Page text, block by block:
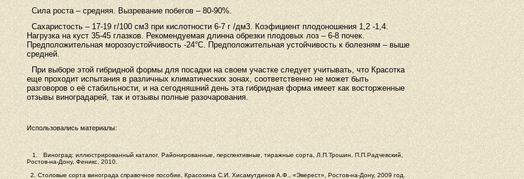
Сила роста – средняя. Вызревание побегов – 80-90%.
Сахаристость – 17-19 г/100 см3 при кислотности 6-7 г /дм3. Коэфициент плодоношения 1,2 -1,4.
Нагрузка на куст 35-45 глазков. Рекомендуемая длинна обрезки плодовых лоз – 6-8 почек.
Предположительная морозоустойчивость -24°С. Предположительная устойчивость к болезням – выше
средней.
При выборе этой гибридной формы для посадки на своем участке следует учитывать, что Красотка
еще проходит испытания в различных климатических зонах, соответственно не может быть
разговоров о её стабильности, и на сегодняшний день эта гибридная форма имеет как восторженные
отзывы виноградарей, так и отзывы полные разочарования.
Использовались материалы:
1.
Виноград: иллюстрированный каталог. Районированные, перспективные, тиражные сорта, Л.П.Трошин, П.П.Радчевский,
Ростов-на-Дону, Феникс, 2010.
2. Столовые сорта винограда справочное пособие, Красохина С.И. Хисамутдинов А.Ф., «Эверест», Ростов-на-Дону, 2009 год.